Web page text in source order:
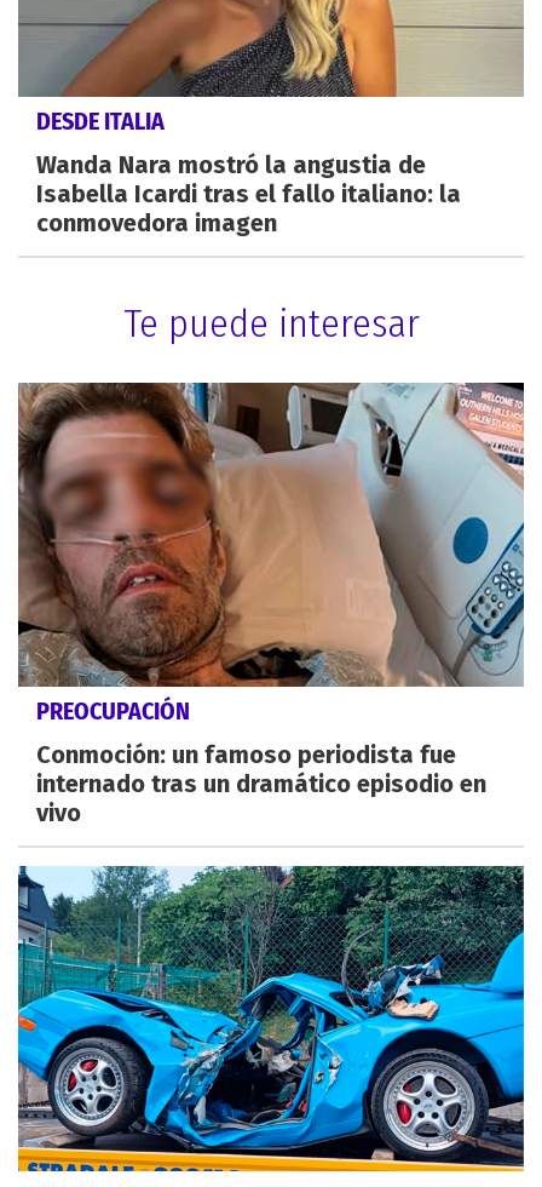
DESDE ITALIA
Wanda Nara mostró la angustia de
Isabella Icardi tras el fallo italiano: la
conmovedora imagen
Te puede interesar
PREOCUPACIÓN
Conmoción: un famoso periodista fue
internado tras un dramático episodio en
vivo